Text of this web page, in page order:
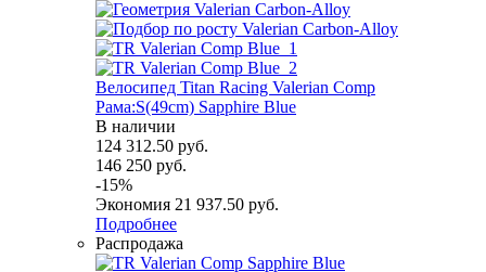
Велосипед Titan Racing Valerian Comp
Рама:S(49cm) Sapphire Blue
В наличии
124 312.50 руб.
146 250 руб.
-15%
Экономия 21 937.50 руб.
Подробнее
Распродажа